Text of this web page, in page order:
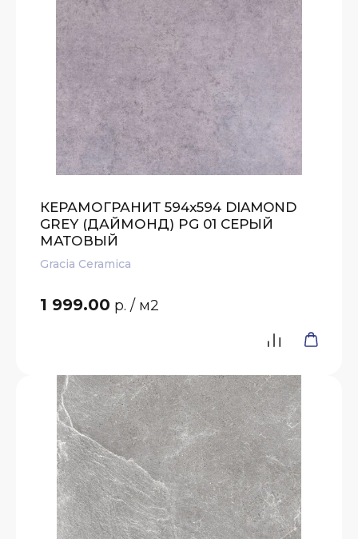
КЕРАМОГРАНИТ 594x594 DIAMOND
GREY (ДАЙМОНД) PG 01 СЕРЫЙ
МАТОВЫЙ
Gracia Ceramica
1 999.00 р. / м2